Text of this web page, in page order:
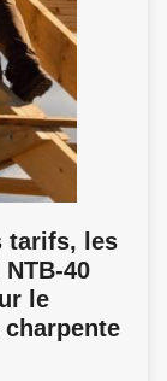
tarifs, les
40
le